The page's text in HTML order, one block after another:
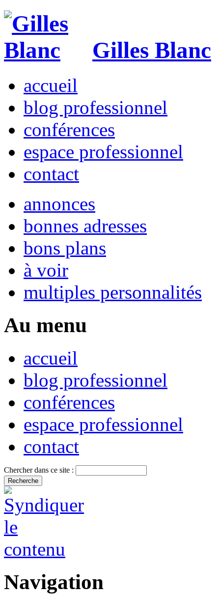
Gilles Blanc
accueil
blog professionnel
conférences
espace professionnel
contact
annonces
bonnes adresses
bons plans
à voir
multiples personnalités
Au menu
accueil
blog professionnel
conférences
espace professionnel
contact
Chercher dans ce site :
Navigation